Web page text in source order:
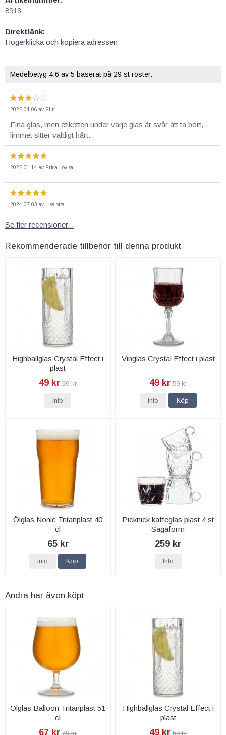
8913
Direktlänk:
Högerklicka och kopiera adressen
Medelbetyg 4.6 av 5 baserat på 29 st röster.
2025-04-06 av Elin
Fina glas, men etiketten under varje glas är svår att ta bort,
limmet sitter väldigt hårt.
2025-01-14 av Erica Lovisa
2024-07-03 av Liselotte
Se fler recensioner...
Rekommenderade tillbehör till denna produkt
Highballglas Crystal Effect i
plast
49 kr 59 kr
Info
Vinglas Crystal Effect i plast
49 kr 59 kr
Info Köp
Ölglas Nonic Tritanplast 40
cl
65 kr
Info Köp
Picknick kaffeglas plast 4 st
Sagaform
259 kr
Info
Andra har även köpt
Ölglas Balloon Tritanplast 51
cl
67 kr 79 kr
Highballglas Crystal Effect i
plast
49 kr 59 kr